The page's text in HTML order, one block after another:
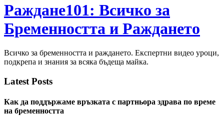
Раждане101: Всичко за
Бременността и Раждането
Всичко за бременността и раждането. Експертни видео уроци,
подкрепа и знания за всяка бъдеща майка.
Latest Posts
Как да поддържаме връзката с партньора здрава по време
на бременността